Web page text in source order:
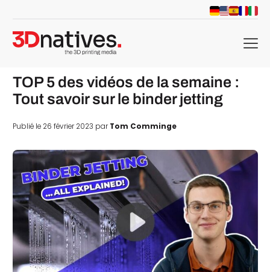
menu
TOP 5 des vidéos de la semaine :
Tout savoir sur le binder jetting
Publié le 26 février 2023 parTom Comminge